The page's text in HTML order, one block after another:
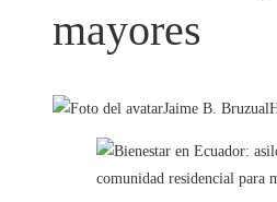
mayores
Jaime B. Bruzual